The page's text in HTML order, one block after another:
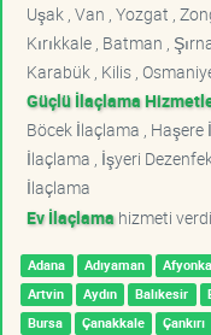
Uşak , Van , Yozgat ,
Kırıkkale , Batman ,
Karabük , Kilis ,
Güçlü İlaçlama
Böcek İlaçlama ,
İlaçlama , İşyeri
İlaçlama
Ev İlaçlama hizmeti
Adana Adıyaman
Artvin
Aydın Balıkesir
Bursa
Çanakkale Çankırı